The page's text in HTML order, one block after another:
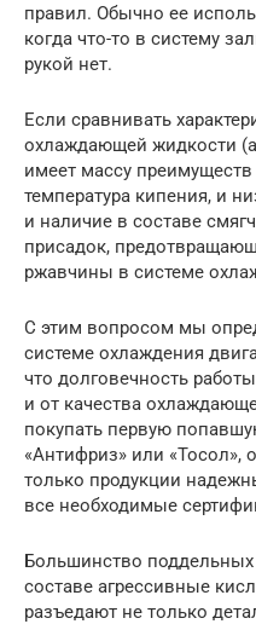
правил. Обычно ее
когда что-то в систему
рукой нет.
Если сравнивать
охлаждающей жидкости
имеет массу
температура кипения, и
и наличие в составе
присадок,
ржавчины в системе
С этим вопросом мы
системе охлаждения
что долговечность
и от качества
покупать первую
«Антифриз» или «Тосол»,
только продукции
все необходимые
Большинство
составе агрессивные
разъедают не только